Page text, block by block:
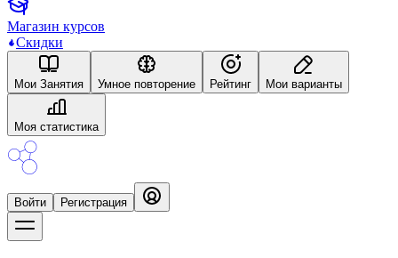
Магазин курсов
Скидки
Mои Занятия Умное повторение Рейтинг Мои варианты
Моя статистика
Войти Регистрация